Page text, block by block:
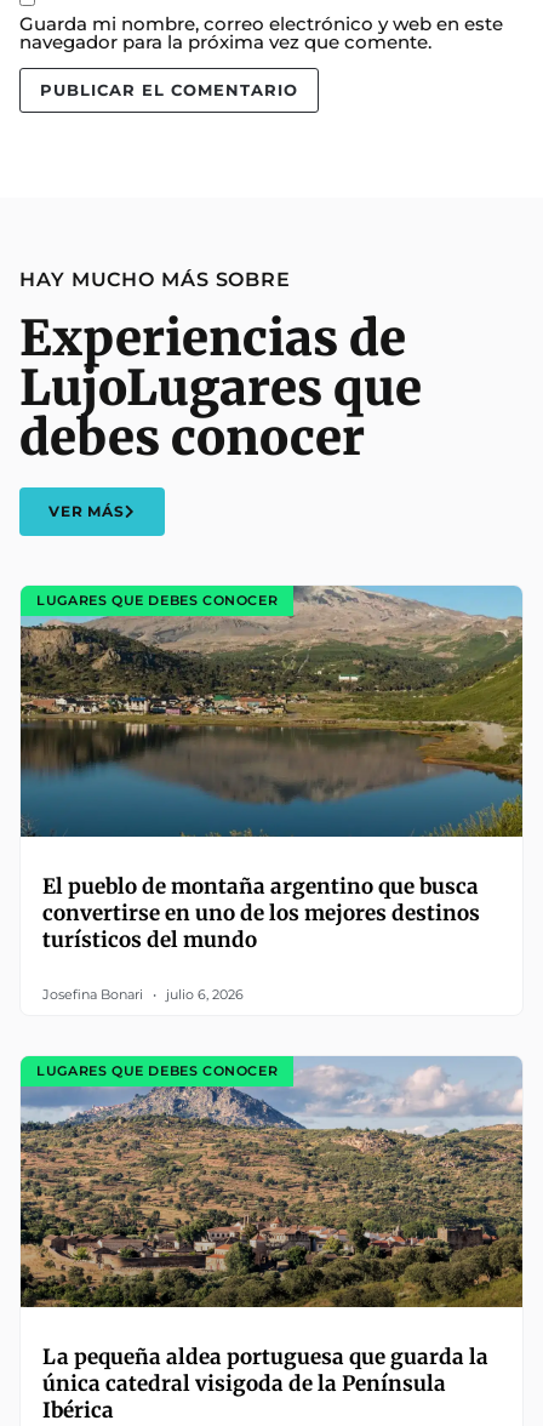
Guarda mi nombre, correo electrónico y web en este
navegador para la próxima vez que comente.
HAY MUCHO MÁS SOBRE
Experiencias de
LujoLugares que
debes conocer
VER MÁS
LUGARES QUE DEBES CONOCER
El pueblo de montaña argentino que busca
convertirse en uno de los mejores destinos
turísticos del mundo
Josefina Bonari julio 6, 2026
LUGARES QUE DEBES CONOCER
La pequeña aldea portuguesa que guarda la
única catedral visigoda de la Península
Ibérica